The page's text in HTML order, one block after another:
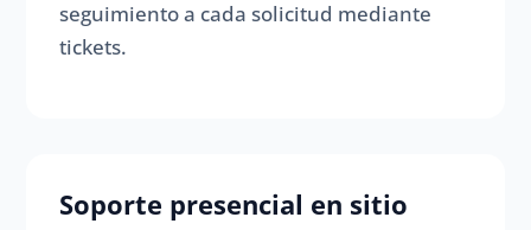
seguimiento a cada solicitud mediante
tickets.
Soporte presencial en sitio